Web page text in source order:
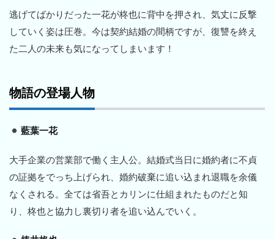
逃げてばかりだった一花が柊也に背中を押され、気丈に反撃
していく姿は圧巻。今は契約結婚の間柄ですが、復讐を終え
た二人の未来も気になってしまいます！
物語の登場人物
藍葉一花
大手企業の営業部で働く主人公。結婚式当日に婚約者に不貞
の証拠をでっち上げられ、婚約破棄に追い込まれ退職を余儀
なくされる。全ては省吾とカリンに仕組まれたものだと知
り、柊也と協力し裏切り者を追い込んでいく。